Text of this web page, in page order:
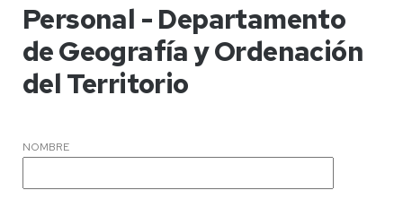
Personal - Departamento
de Geografía y Ordenación
del Territorio
NOMBRE